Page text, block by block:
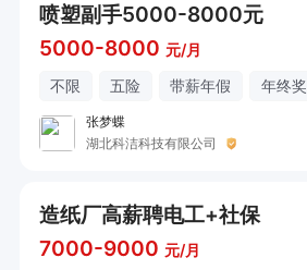
喷塑副手5000-8000元
5000-8000 元/月
不限 五险 带薪年假 年终奖
张梦蝶
湖北科洁科技有限公司
造纸厂高薪聘电工+社保
7000-9000 元/月